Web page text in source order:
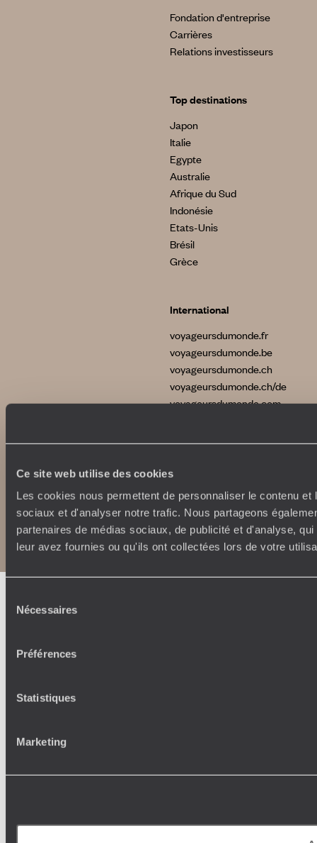
Ce site web utilise des cookies
Les cookies nous permettent de personnaliser le contenu
sociaux et d'analyser notre trafic. Nous partageons
partenaires de médias sociaux, de publicité et d'analyse,
leur avez fournies ou qu'ils ont collectées lors de votre
Nécessaires
Préférences
Statistiques
Marketing
Fondation d'entreprise
Carrières
Relations investisseurs
Top destinations
Japon
Italie
Egypte
Australie
Afrique du Sud
Indonésie
Etats-Unis
Brésil
Grèce
International
voyageursdumonde.fr
voyageursdumonde.be
voyageursdumonde.ch
voyageursdumonde.ch/de
voyageursdumonde.com
CopyrightsPlan du site
Politique de confidentialité et de Cookies
Notice légale et CGU